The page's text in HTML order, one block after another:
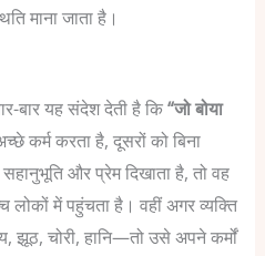
माना जाता है।
बार यह संदेश देती है कि“जो बोया
कर्म करता है, दूसरों को बिना
और प्रेम दिखाता है, तो वह
लोकों में पहुंचता है। वहीं अगर व्यक्ति
झूठ, चोरी, हानि—तो उसे अपने कर्मों